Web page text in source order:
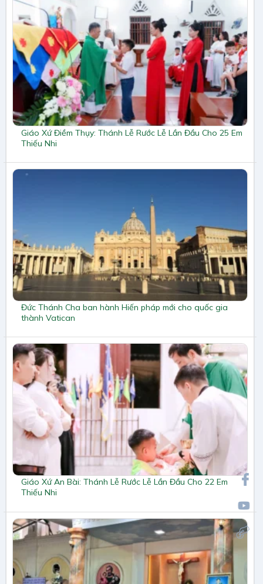
Giáo Xứ Điềm Thụy: Thánh Lễ Rước Lễ Lần Đầu Cho 25 Em
Thiếu Nhi
Đức Thánh Cha ban hành Hiến pháp mới cho quốc gia
thành Vatican
Giáo Xứ An Bài: Thánh Lễ Rước Lễ Lần Đầu Cho 22 Em
Thiếu Nhi